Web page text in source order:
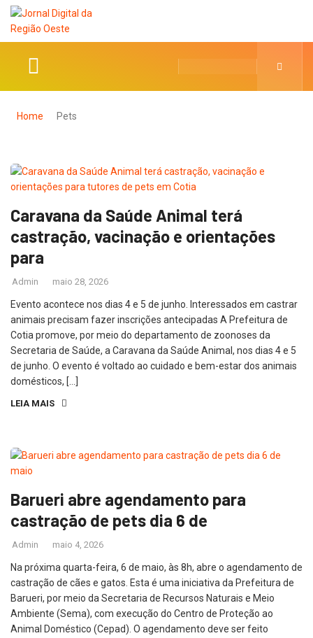
Home Pets
Caravana da Saúde Animal terá
castração, vacinação e orientações
para
Admin maio 28, 2026
Evento acontece nos dias 4 e 5 de junho. Interessados em castrar
animais precisam fazer inscrições antecipadas A Prefeitura de
Cotia promove, por meio do departamento de zoonoses da
Secretaria de Saúde, a Caravana da Saúde Animal, nos dias 4 e 5
de junho. O evento é voltado ao cuidado e bem-estar dos animais
domésticos, […]
LEIA MAIS
Barueri abre agendamento para
castração de pets dia 6 de
Admin maio 4, 2026
Na próxima quarta-feira, 6 de maio, às 8h, abre o agendamento de
castração de cães e gatos. Esta é uma iniciativa da Prefeitura de
Barueri, por meio da Secretaria de Recursos Naturais e Meio
Ambiente (Sema), com execução do Centro de Proteção ao
Animal Doméstico (Cepad). O agendamento deve ser feito